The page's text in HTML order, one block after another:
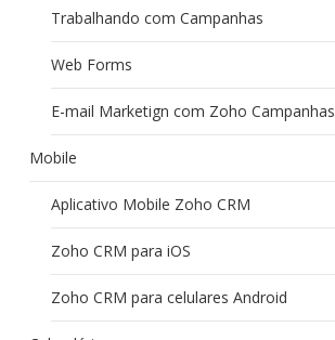
Trabalhando com Campanhas
Web Forms
E-mail Marketign com Zoho Campanhas
Mobile
Aplicativo Mobile Zoho CRM
Zoho CRM para iOS
Zoho CRM para celulares Android